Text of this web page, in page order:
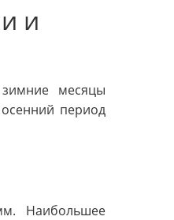
и
месяцы
период
Наибольшее